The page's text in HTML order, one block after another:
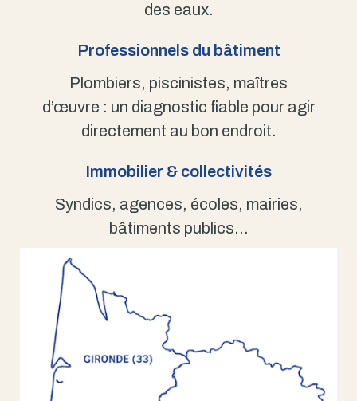
des eaux.
Professionnels du bâtiment
Plombiers, piscinistes, maîtres
d’œuvre : un diagnostic fiable pour agir
directement au bon endroit.
Immobilier & collectivités
Syndics, agences, écoles, mairies,
bâtiments publics…